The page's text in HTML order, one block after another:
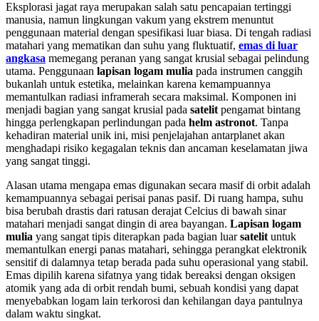
Eksplorasi jagat raya merupakan salah satu pencapaian tertinggi
manusia, namun lingkungan vakum yang ekstrem menuntut
penggunaan material dengan spesifikasi luar biasa. Di tengah radiasi
matahari yang mematikan dan suhu yang fluktuatif, emas di luar
angkasa memegang peranan yang sangat krusial sebagai pelindung
utama. Penggunaan lapisan logam mulia pada instrumen canggih
bukanlah untuk estetika, melainkan karena kemampuannya
memantulkan radiasi inframerah secara maksimal. Komponen ini
menjadi bagian yang sangat krusial pada satelit pengamat bintang
hingga perlengkapan perlindungan pada helm astronot. Tanpa
kehadiran material unik ini, misi penjelajahan antarplanet akan
menghadapi risiko kegagalan teknis dan ancaman keselamatan jiwa
yang sangat tinggi.
Alasan utama mengapa emas digunakan secara masif di orbit adalah
kemampuannya sebagai perisai panas pasif. Di ruang hampa, suhu
bisa berubah drastis dari ratusan derajat Celcius di bawah sinar
matahari menjadi sangat dingin di area bayangan. Lapisan logam
mulia yang sangat tipis diterapkan pada bagian luarsatelit untuk
memantulkan energi panas matahari, sehingga perangkat elektronik
sensitif di dalamnya tetap berada pada suhu operasional yang stabil.
Emas dipilih karena sifatnya yang tidak bereaksi dengan oksigen
atomik yang ada di orbit rendah bumi, sebuah kondisi yang dapat
menyebabkan logam lain terkorosi dan kehilangan daya pantulnya
dalam waktu singkat.